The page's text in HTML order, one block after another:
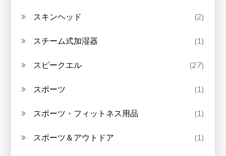
スキンヘッド (2)
スチーム式加湿器 (1)
スピークエル (27)
スポーツ (1)
スポーツ・フィットネス用品 (1)
スポーツ＆アウトドア (1)